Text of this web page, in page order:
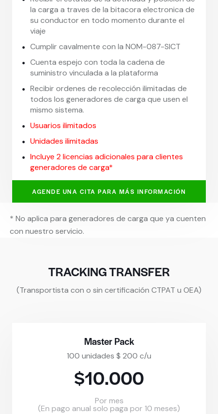
la carga a traves de la bitacora electronica de
su conductor en todo momento durante el
viaje
Cumplir cavalmente con la NOM-087-SICT
Cuenta espejo con toda la cadena de
suministro vinculada a la plataforma
Recibir ordenes de recolección ilimitadas de
todos los generadores de carga que usen el
mismo sistema.
Usuarios ilimitados
Unidades ilimitadas
Incluye 2 licencias adicionales para clientes
generadores de carga*
AGENDE UNA CITA PARA MÁS INFORMACIÓN
* No aplica para generadores de carga que ya cuenten
con nuestro servicio.
TRACKING TRANSFER
(Transportista con o sin certificación CTPAT u OEA)
Master Pack
100 unidades $ 200 c/u
$10.000
Por mes
(En pago anual solo paga por 10 meses)